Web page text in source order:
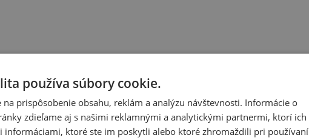
používa súbory cookie.
prispôsobenie obsahu, reklám a analýzu návštevnosti. Informácie o
zdieľame aj s našimi reklamnými a analytickými partnermi, ktorí ich
informáciami, ktoré ste im poskytli alebo ktoré zhromaždili pri používaní